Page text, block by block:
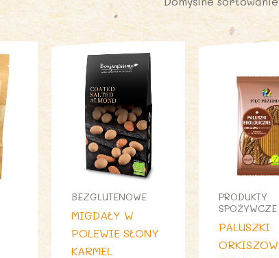
BEZGLUTENOWE
MIGDAŁY W
POLEWIE SŁONY
KARMEL
PRODUKTY
SPOŻYWCZE
PALUSZKI